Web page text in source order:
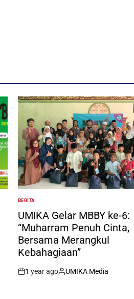
POSTED
IN
BERITA
UMIKA Gelar MBBY ke-6:
“Muharram Penuh Cinta,
Bersama Merangkul
Kebahagiaan”
on
1 year ago
Posted
UMIKA Media